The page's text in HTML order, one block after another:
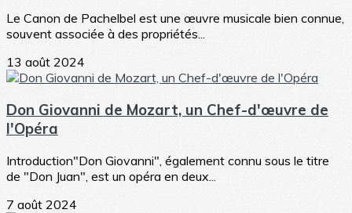
Le Canon de Pachelbel est une œuvre musicale bien connue,
souvent associée à des propriétés...
13 août 2024
Don Giovanni de Mozart, un Chef-d'œuvre de
l'Opéra
Introduction"Don Giovanni", également connu sous le titre
de "Don Juan", est un opéra en deux...
7 août 2024